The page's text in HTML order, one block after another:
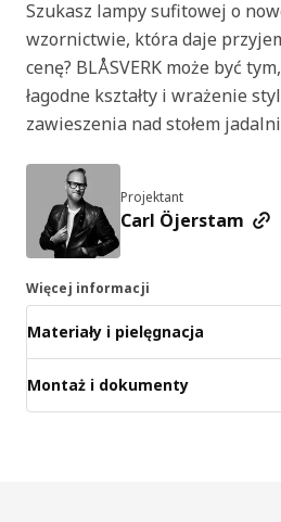
Szukasz lampy sufitowej o
wzornictwie, która daje
cenę? BLÅSVERK może być
łagodne kształty i wrażenie
zawieszenia nad stołem
Projektant
Carl Öjerstam
Więcej informacji
Materiały i pielęgnacja
Montaż i dokumenty